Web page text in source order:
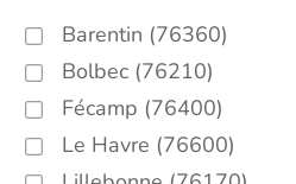
Barentin (76360)
Bolbec (76210)
Fécamp (76400)
Le Havre (76600)